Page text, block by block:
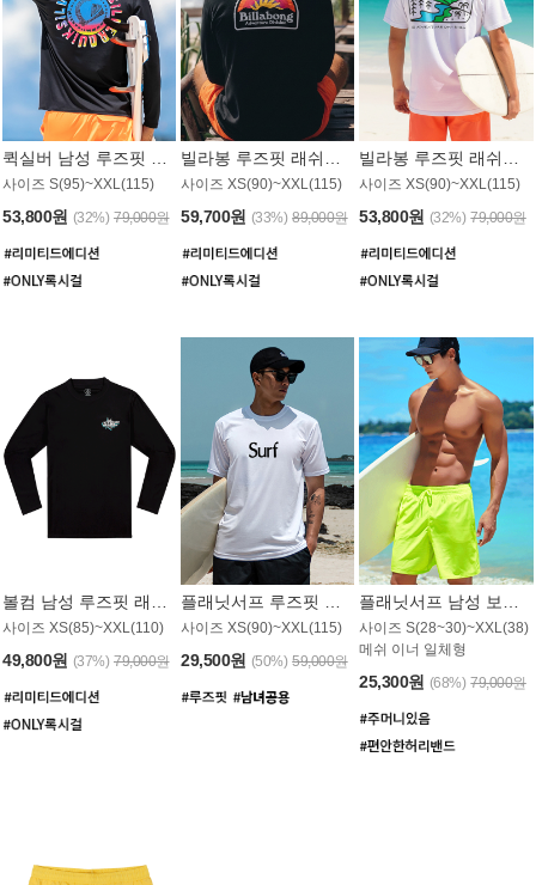
사이즈 S(95)~XXL(115)
53,800원 (32%) 79,000원
사이즈 XS(90)~XXL(115)
59,700원 (33%) 89,000원
사이즈 XS(90)~XXL(115)
53,800원 (32%) 79,000원
사이즈 XS(85)~XXL(110)
49,800원 (37%) 79,000원
사이즈 XS(90)~XXL(115)
29,500원 (50%) 59,000원
사이즈 S(28~30)~XXL(38)
메쉬 이너 일체형
25,300원 (68%) 79,000원